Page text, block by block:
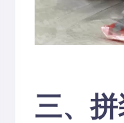
三、